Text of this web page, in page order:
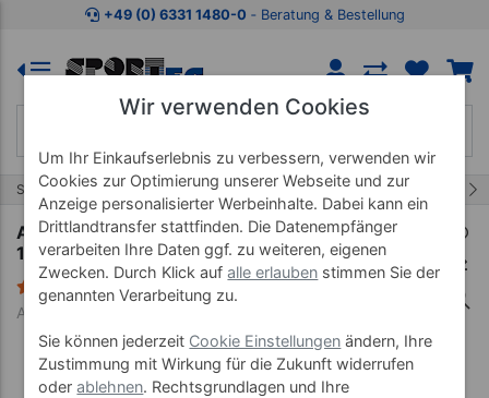
Zum Kaufbereich springen Zur Produktbeschreibung
+49 (0) 6331 1480-0 ‐ Beratung & Bestellung
Start Matten Gymnastikmatten
AIREX Gymnastikmatte Corona, LxBxH
185x100x1,5 cm
30 Bewertungen
Art-Nr. 03041--01
Wir verwenden Cookies
Um Ihr Einkaufserlebnis zu verbessern, verwenden wir
Cookies zur Optimierung unserer Webseite und zur
Anzeige personalisierter Werbeinhalte. Dabei kann ein
Drittlandtransfer stattfinden. Die Datenempfänger
verarbeiten Ihre Daten ggf. zu weiteren, eigenen
Zwecken. Durch Klick aufalle erlauben stimmen Sie der
genannten Verarbeitung zu.
Sie können jederzeit Cookie Einstellungen ändern, Ihre
Zustimmung mit Wirkung für die Zukunft widerrufen
oderablehnen. Rechtsgrundlagen und Ihre